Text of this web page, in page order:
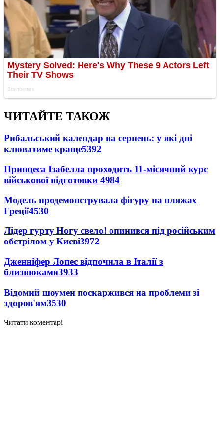
ЧИТАЙТЕ ТАКОЖ
Рибальський календар на серпень: у які дні
клюватиме краще5392
Принцеса Ізабелла проходить 11-місячний курс
військової підготовки 4984
Модель продемонструвала фігуру на пляжах
Греції4530
Лідер гурту Ногу свело! опинився під російським
обстрілом у Києві3972
Дженніфер Лопес відпочила в Італії з
близнюками3933
Відомий шоумен поскаржився на проблеми зі
здоров'ям3530
Читати коментарі